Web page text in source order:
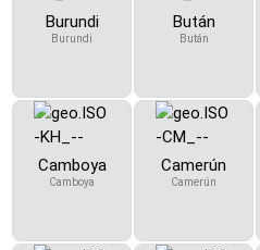
Burundi
Burundi
Bután
Bután
Camboya
Camboya
Camerún
Camerún